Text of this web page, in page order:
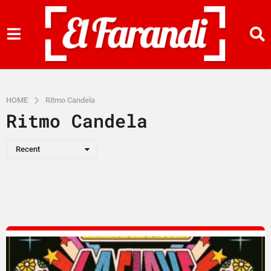
HOME Ritmo Candela
Ritmo Candela
Recent